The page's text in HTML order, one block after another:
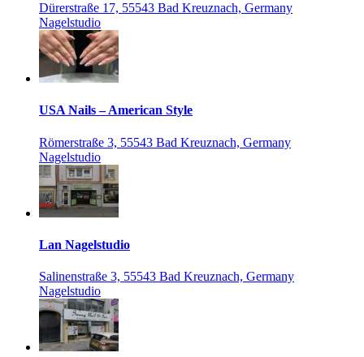
Dürerstraße 17, 55543 Bad Kreuznach, Germany
Nagelstudio
USA Nails – American Style
Römerstraße 3, 55543 Bad Kreuznach, Germany
Nagelstudio
Lan Nagelstudio
Salinenstraße 3, 55543 Bad Kreuznach, Germany
Nagelstudio